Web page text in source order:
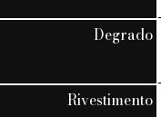
Degrado
Rivestimento